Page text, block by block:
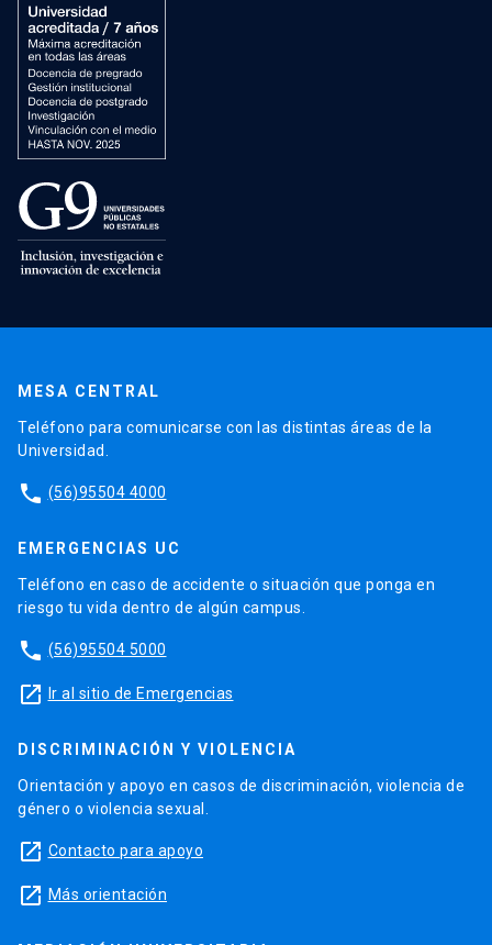
MESA CENTRAL
Teléfono para comunicarse con las distintas áreas de la
Universidad.
phone (56)95504 4000
EMERGENCIAS UC
Teléfono en caso de accidente o situación que ponga en
riesgo tu vida dentro de algún campus.
phone (56)95504 5000
launch Ir al sitio de Emergencias
DISCRIMINACIÓN Y VIOLENCIA
Orientación y apoyo en casos de discriminación, violencia de
género o violencia sexual.
launch Contacto para apoyo
launch Más orientación